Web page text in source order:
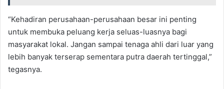
“Kehadiran perusahaan-perusahaan besar ini penting
untuk membuka peluang kerja seluas-luasnya bagi
masyarakat lokal. Jangan sampai tenaga ahli dari luar yang
lebih banyak terserap sementara putra daerah tertinggal,”
tegasnya.